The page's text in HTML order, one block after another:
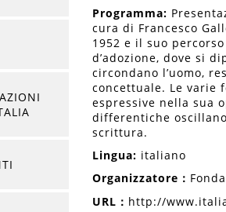
Programma:
cura di Francesco
1952 e il suo
d’adozione, dove si
circondano l’uomo,
concettuale. Le varie
espressive nella sua
differentiche
scrittura.
Lingua: italiano
Organizzatore ：
URL ： http://